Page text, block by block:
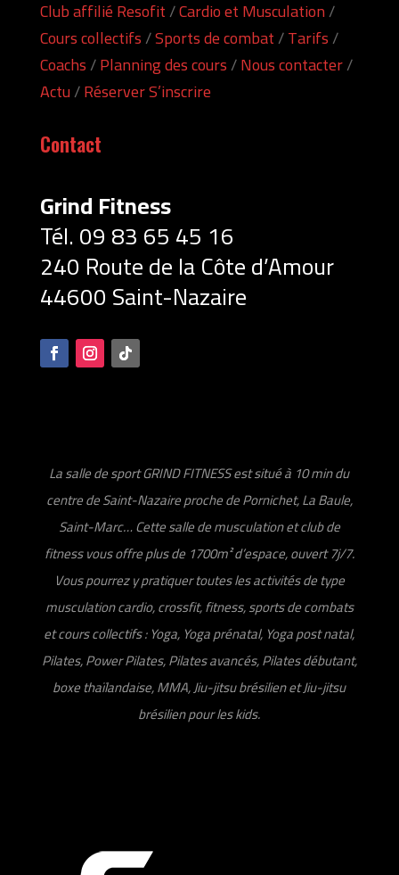
Club affilié Resofit/Cardio et Musculation/
Cours collectifs/Sports de combat/Tarifs/
Coachs/Planning des cours/Nous contacter/
Actu/Réserver S’inscrire
Contact
Grind Fitness
Tél. 09 83 65 45 16
240 Route de la Côte d’Amour
44600 Saint-Nazaire
La salle de sport GRIND FITNESS est situé à 10 min du
centre de Saint-Nazaire proche de Pornichet, La Baule,
Saint-Marc… Cette salle de musculation et club de
fitness vous offre plus de 1700m² d’espace, ouvert 7j/7.
Vous pourrez y pratiquer toutes les activités de type
musculation cardio, crossfit, fitness, sports de combats
et cours collectifs : Yoga, Yoga prénatal, Yoga post natal,
Pilates, Power Pilates, Pilates avancés, Pilates débutant,
boxe thaïlandaise, MMA, Jiu-jitsu brésilien et Jiu-jitsu
brésilien pour les kids.